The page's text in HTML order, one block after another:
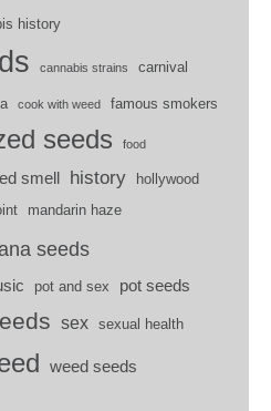
history
cannabis strains carnival
cook with weed famous smokers
seeds food
smell history
hollywood
mandarin haze
seeds
pot and sex pot seeds
sex sexual health
weed seeds